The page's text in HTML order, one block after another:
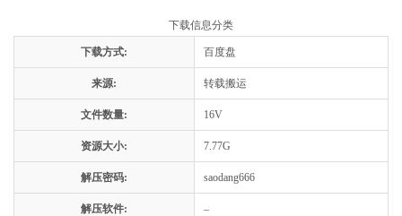
下载信息分类
下载方式: 百度盘
来源: 转载搬运
文件数量: 16V
资源大小: 7.77G
解压密码: saodang666
解压软件: –